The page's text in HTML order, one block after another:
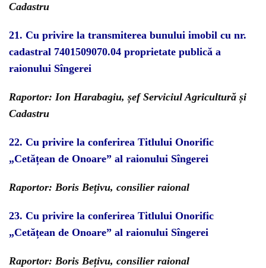
Cadastru
21. Cu privire la transmiterea bunului imobil cu nr.
cadastral 7401509070.04 proprietate publică a
raionului Sîngerei
Raportor: Ion Harabagiu, șef Serviciul Agricultură și
Cadastru
22. Cu privire la conferirea Titlului Onorific
„Cetățean de Onoare” al raionului Sîngerei
Raportor: Boris Bețivu, consilier raional
23. Cu privire la conferirea Titlului Onorific
„Cetățean de Onoare” al raionului Sîngerei
Raportor: Boris Bețivu, consilier raional